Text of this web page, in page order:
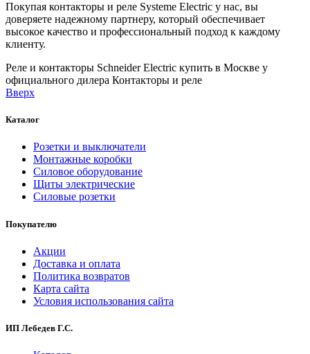
Покупая контакторы и реле Systeme Electric у нас, вы
доверяете надежному партнеру, который обеспечивает
высокое качество и профессиональный подход к каждому
клиенту.
Реле и контакторы Schneider Electric купить в Москве у
официального дилера Контакторы и реле
Вверх
Каталог
Розетки и выключатели
Монтажные коробки
Силовое оборудование
Щиты электрические
Силовые розетки
Покупателю
Акции
Доставка и оплата
Политика возвратов
Карта сайта
Условия использования сайта
ИП Лебедев Г.С.